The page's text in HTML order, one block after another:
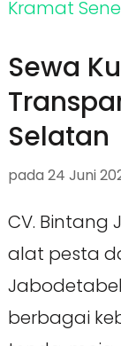
Sewa
Selatan
pada 24 Juni
CV. Bintang
alat pesta
berbagai